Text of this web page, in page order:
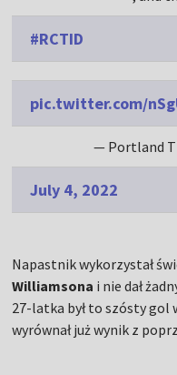
#RCTID
pic.twitter.com/
— Portland
July 4, 2022
Napastnik wykorzystał
Williamsona i nie dał
27-latka był to szósty gol
wyrównał już wynik z